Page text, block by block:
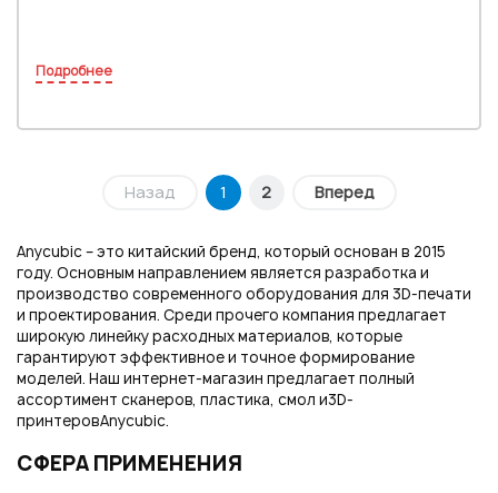
Подробнее
Назад 1 2 Вперед
Anycubic – это китайский бренд, который основан в 2015
году. Основным направлением является разработка и
производство современного оборудования для 3D-печати
и проектирования. Среди прочего компания предлагает
широкую линейку расходных материалов, которые
гарантируют эффективное и точное формирование
моделей. Наш интернет-магазин предлагает полный
ассортимент сканеров, пластика, смол и3D-
принтеровAnycubic.
СФЕРА ПРИМЕНЕНИЯ